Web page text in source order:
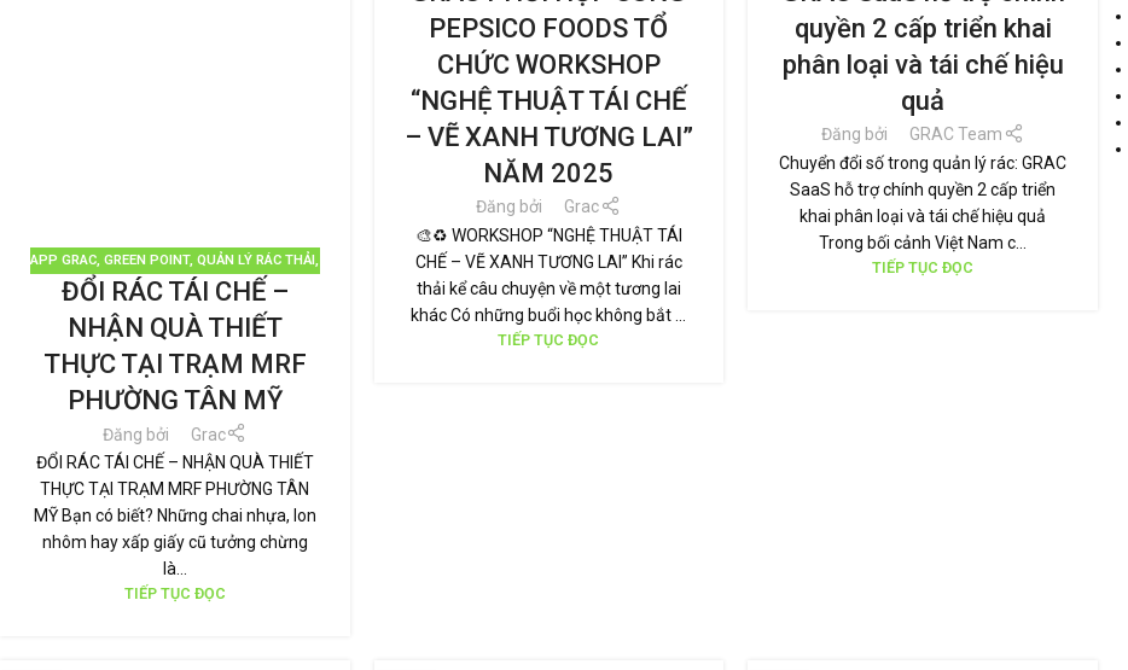
APP GRAC,GREEN POINT,QUẢN LÝ RÁC THẢI,
THƯƠNG HIỆU BỀN VỮNG
ĐỔI RÁC TÁI CHẾ –
NHẬN QUÀ THIẾT
THỰC TẠI TRẠM MRF
PHƯỜNG TÂN MỸ
Đăng bởi
Grac
ĐỔI RÁC TÁI CHẾ – NHẬN QUÀ THIẾT
THỰC TẠI TRẠM MRF PHƯỜNG TÂN
MỸ Bạn có biết? Những chai nhựa, lon
nhôm hay xấp giấy cũ tưởng chừng
là...
TIẾP TỤC ĐỌC
PEPSICO FOODS TỔ
CHỨC WORKSHOP
“NGHỆ THUẬT TÁI CHẾ
– VẼ XANH TƯƠNG LAI”
NĂM 2025
Đăng bởi
Grac
🎨♻️ WORKSHOP “NGHỆ THUẬT TÁI
CHẾ – VẼ XANH TƯƠNG LAI” Khi rác
thải kể câu chuyện về một tương lai
khác Có những buổi học không bắt ...
TIẾP TỤC ĐỌC
DỤNG
quyền 2 cấp triển khai
phân loại và tái chế hiệu
quả
Đăng bởi
GRAC Team
Chuyển đổi số trong quản lý rác: GRAC
SaaS hỗ trợ chính quyền 2 cấp triển
khai phân loại và tái chế hiệu quả
Trong bối cảnh Việt Nam c...
TIẾP TỤC ĐỌC